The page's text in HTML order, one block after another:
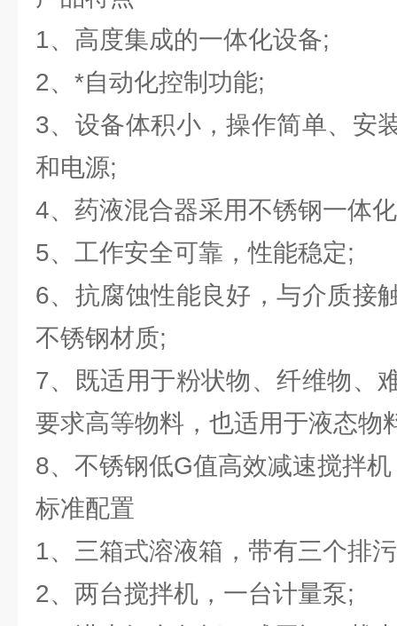
1、高度集成的一体化设备;
2、*自动化控制功能;
3、设备体积小，操作简单、安
和电源;
4、药液混合器采用不锈钢一体
5、工作安全可靠，性能稳定;
6、抗腐蚀性能良好，与介质接
不锈钢材质;
7、既适用于粉状物、纤维物、
要求高等物料，也适用于液态物
8、不锈钢低G值高效减速搅拌
标准配置
1、三箱式溶液箱，带有三个排
2、两台搅拌机，一台计量泵;